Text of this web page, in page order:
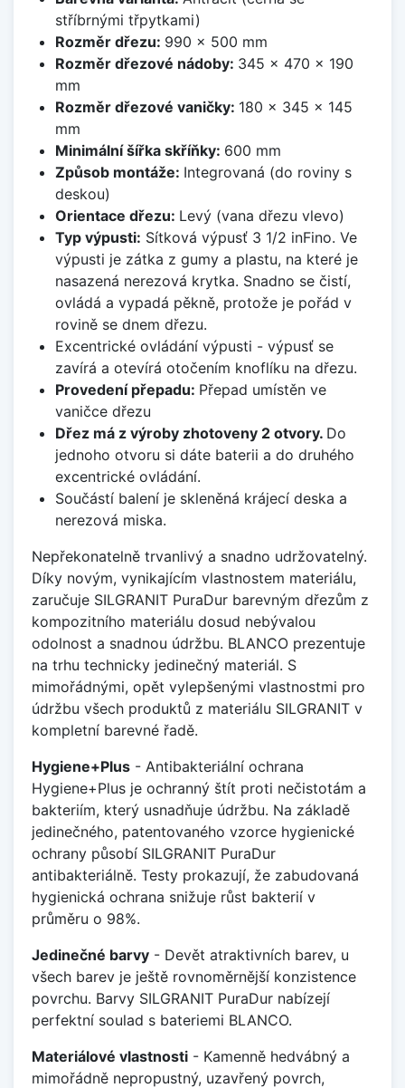
stříbrnými třpytkami)
Rozměr dřezu: 990 x 500 mm
Rozměr dřezové nádoby: 345 x 470 x 190
mm
Rozměr dřezové vaničky: 180 x 345 x 145
mm
Minimální šířka skříňky: 600 mm
Způsob montáže: Integrovaná (do roviny s
deskou)
Orientace dřezu: Levý (vana dřezu vlevo)
Typ výpusti: Sítková výpusť 3 1/2 inFino. Ve
výpusti je zátka z gumy a plastu, na které je
nasazená nerezová krytka. Snadno se čistí,
ovládá a vypadá pěkně, protože je pořád v
rovině se dnem dřezu.
Excentrické ovládání výpusti - výpusť se
zavírá a otevírá otočením knoflíku na dřezu.
Provedení přepadu: Přepad umístěn ve
vaničce dřezu
Dřez má z výroby zhotoveny 2 otvory. Do
jednoho otvoru si dáte baterii a do druhého
excentrické ovládání.
Součástí balení je skleněná krájecí deska a
nerezová miska.
Nepřekonatelně trvanlivý a snadno udržovatelný.
Díky novým, vynikajícím vlastnostem materiálu,
zaručuje SILGRANIT PuraDur barevným dřezům z
kompozitního materiálu dosud nebývalou
odolnost a snadnou údržbu. BLANCO prezentuje
na trhu technicky jedinečný materiál. S
mimořádnými, opět vylepšenými vlastnostmi pro
údržbu všech produktů z materiálu SILGRANIT v
kompletní barevné řadě.
Hygiene+Plus - Antibakteriální ochrana
Hygiene+Plus je ochranný štít proti nečistotám a
bakteriím, který usnadňuje údržbu. Na základě
jedinečného, patentovaného vzorce hygienické
ochrany působí SILGRANIT PuraDur
antibakteriálně. Testy prokazují, že zabudovaná
hygienická ochrana snižuje růst bakterií v
průměru o 98%.
Jedinečné barvy - Devět atraktivních barev, u
všech barev je ještě rovnoměrnější konzistence
povrchu. Barvy SILGRANIT PuraDur nabízejí
perfektní soulad s bateriemi BLANCO.
Materiálové vlastnosti - Kamenně hedvábný a
mimořádně nepropustný, uzavřený povrch,